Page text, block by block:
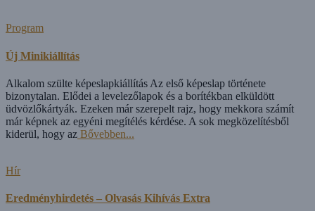
Program
Új Minikiállítás
Alkalom szülte képeslapkiállítás Az első képeslap története
bizonytalan. Elődei a levelezőlapok és a borítékban elküldött
üdvözlőkártyák. Ezeken már szerepelt rajz, hogy mekkora számít
már képnek az egyéni megítélés kérdése. A sok megközelítésből
kiderül, hogy az Bővebben...
Hír
Eredményhirdetés – Olvasás Kihívás Extra